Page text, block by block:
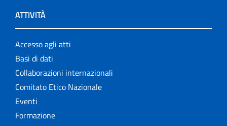
ATTIVITÀ
Accesso agli atti
Basi di dati
Collaborazioni internazionali
Comitato Etico Nazionale
Eventi
Formazione